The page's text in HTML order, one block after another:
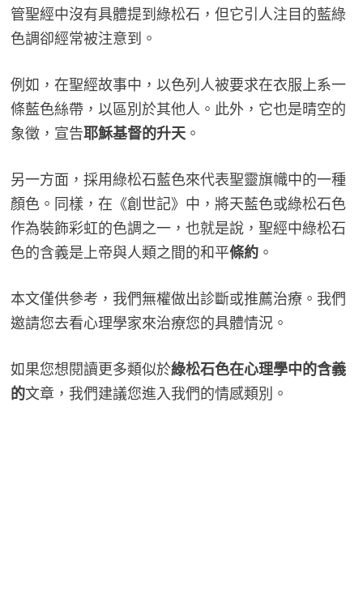
管聖經中沒有具體提到綠松石，但它引人注目的藍綠
色調卻經常被注意到。
例如，在聖經故事中，以色列人被要求在衣服上系一
條藍色絲帶，以區別於其他人。此外，它也是晴空的
象徵，宣告耶穌基督的升天。
另一方面，採用綠松石藍色來代表聖靈旗幟中的一種
顏色。同樣，在《創世記》中，將天藍色或綠松石色
作為裝飾彩虹的色調之一，也就是說，聖經中綠松石
色的含義是上帝與人類之間的和平條約。
本文僅供參考，我們無權做出診斷或推薦治療。我們
邀請您去看心理學家來治療您的具體情況。
如果您想閱讀更多類似於綠松石色在心理學中的含義
的文章，我們建議您進入我們的情感類別。